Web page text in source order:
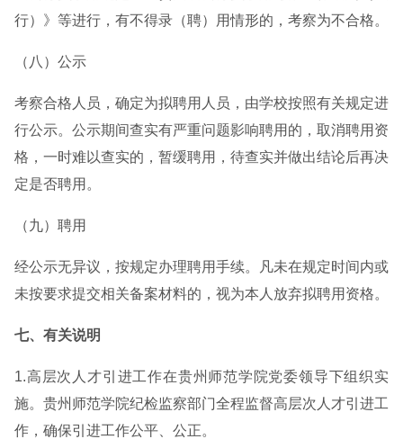
行）》等进行，有不得录（聘）用情形的，考察为不合格。
（八）公示
考察合格人员，确定为拟聘用人员，由学校按照有关规定进
行公示。公示期间查实有严重问题影响聘用的，取消聘用资
格，一时难以查实的，暂缓聘用，待查实并做出结论后再决
定是否聘用。
（九）聘用
经公示无异议，按规定办理聘用手续。凡未在规定时间内或
未按要求提交相关备案材料的，视为本人放弃拟聘用资格。
七、有关说明
1.高层次人才引进工作在贵州师范学院党委领导下组织实
施。贵州师范学院纪检监察部门全程监督高层次人才引进工
作，确保引进工作公平、公正。